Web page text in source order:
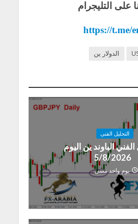
على التليجرام
https://t.me/
الدولار ين
التحليل الفنى
الفني الباوند ين اليوم
5/8/2026
يوم واحد مضى